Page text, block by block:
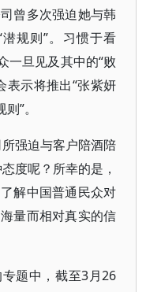
曾多次强迫她与韩
规则”。习惯于看
一旦见及其中的“败
表示将推出“张紫妍
”。
强迫与客户陪酒陪
度呢？所幸的是，
解中国普通民众对
量而相对真实的信
题中，截至3月26